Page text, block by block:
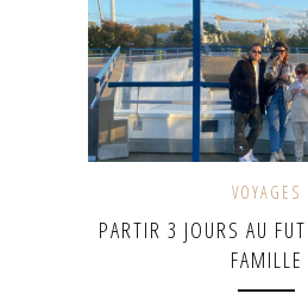
VOYAGES
PARTIR 3 JOURS AU
FAMILLE